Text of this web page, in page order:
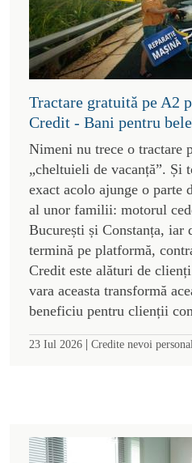
Tractare gratuită pe A2
Credit - Bani pentru
Nimeni nu trece o tractare
„cheltuieli de vacanță”. Și
exact acolo ajunge o parte
al unor familii: motorul
București și Constanța, iar
termină pe platformă,
Credit este alături de
vara aceasta transformă
beneficiu pentru clienții
23 Iul 2026 | Credite nevoi